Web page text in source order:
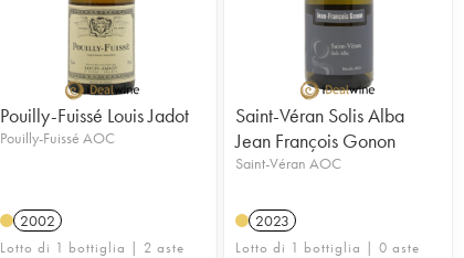
Pouilly-Fuissé Louis Jadot
Pouilly-Fuissé AOC
2002
Lotto di 1 bottiglia | 2 aste
Saint-Véran Solis Alba
Jean François Gonon
Saint-Véran AOC
2023
Lotto di 1 bottiglia | 0 aste